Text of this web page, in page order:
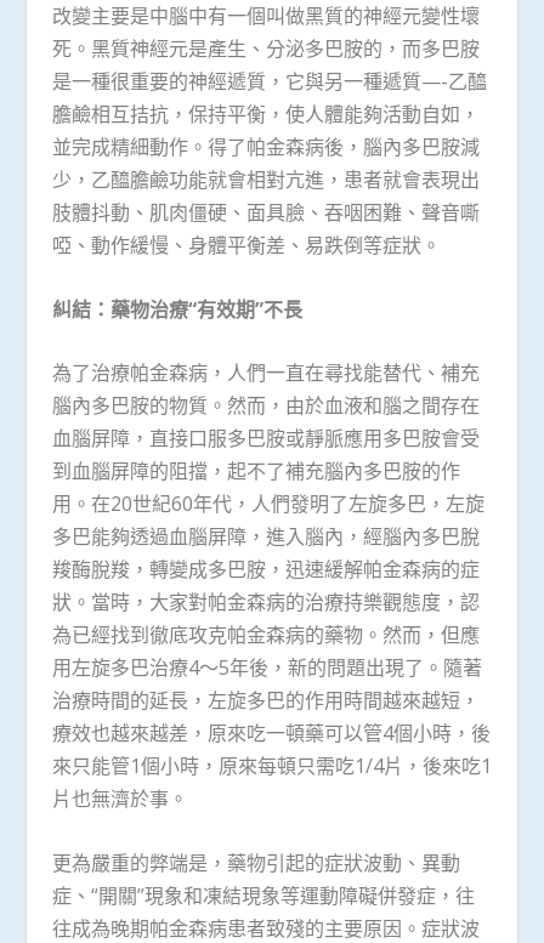
改變主要是中腦中有一個叫做黑質的神經元變性壞
死。黑質神經元是產生、分泌多巴胺的，而多巴胺
是一種很重要的神經遞質，它與另一種遞質—-乙醯
膽鹼相互拮抗，保持平衡，使人體能夠活動自如，
並完成精細動作。得了帕金森病後，腦內多巴胺減
少，乙醯膽鹼功能就會相對亢進，患者就會表現出
肢體抖動、肌肉僵硬、面具臉、吞咽困難、聲音嘶
啞、動作緩慢、身體平衡差、易跌倒等症狀。
糾結：藥物治療“有效期”不長
為了治療帕金森病，人們一直在尋找能替代、補充
腦內多巴胺的物質。然而，由於血液和腦之間存在
血腦屏障，直接口服多巴胺或靜脈應用多巴胺會受
到血腦屏障的阻擋，起不了補充腦內多巴胺的作
用。在20世紀60年代，人們發明了左旋多巴，左旋
多巴能夠透過血腦屏障，進入腦內，經腦內多巴脫
羧酶脫羧，轉變成多巴胺，迅速緩解帕金森病的症
狀。當時，大家對帕金森病的治療持樂觀態度，認
為已經找到徹底攻克帕金森病的藥物。然而，但應
用左旋多巴治療4～5年後，新的問題出現了。隨著
治療時間的延長，左旋多巴的作用時間越來越短，
療效也越來越差，原來吃一頓藥可以管4個小時，後
來只能管1個小時，原來每頓只需吃1/4片，後來吃1
片也無濟於事。
更為嚴重的弊端是，藥物引起的症狀波動、異動
症、“開關”現象和凍結現象等運動障礙併發症，往
往成為晚期帕金森病患者致殘的主要原因。症狀波